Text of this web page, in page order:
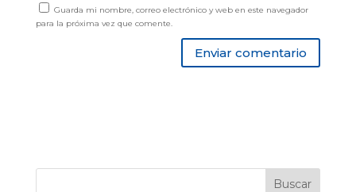
Guarda mi nombre, correo electrónico y web en este navegador
para la próxima vez que comente.
Buscar